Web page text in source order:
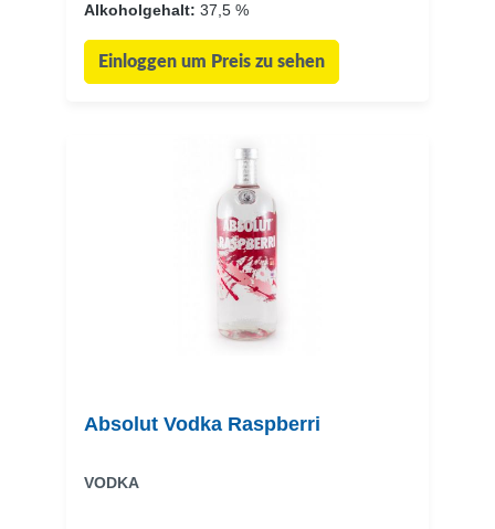
Alkoholgehalt: 37,5 %
Einloggen um Preis zu sehen
Absolut Vodka Raspberri
VODKA